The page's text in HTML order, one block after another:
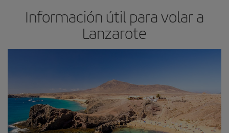
Información útil para volar a
Lanzarote